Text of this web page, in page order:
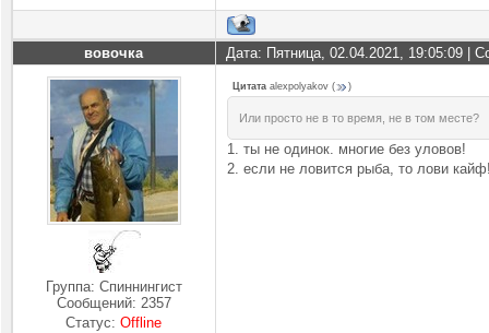
вовочка Дата: Пятница, 02.04.2021, 19:05:09 |
Группа: Спиннингист
Сообщений: 2357
Статус:Offline
Цитата alexpolyakov ( )
Или просто не в то время, не в том месте?
1. ты не одинок. многие без уловов!
2. если не ловится рыба, то лови